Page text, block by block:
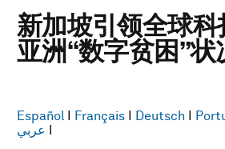
新加坡引领全球科
亚洲“数字贫困”状
Español I Français I Deutsch I
عربي I